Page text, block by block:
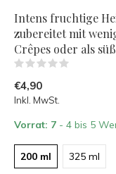
Intens fruchtige
zubereitet mit
Crêpes oder als
€4,90
Inkl. MwSt.
Vorrat: 7 - 4 bis 5
200 ml 325 ml